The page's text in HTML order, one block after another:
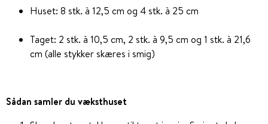
Huset: 8 stk. à 12,5 cm og 4 stk. à 25 cm
Taget: 2 stk. à 10,5 cm, 2 stk. à 9,5 cm og 1 stk. à 21,6
cm (alle stykker skæres i smig)
Sådan samler du væksthuset